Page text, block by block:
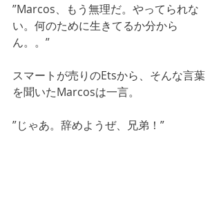
”Marcos、もう無理だ。やってられな
い。何のために生きてるか分から
ん。。”
スマートが売りのEtsから、そんな言葉
を聞いたMarcosは一言。
”じゃあ。辞めようぜ、兄弟！”